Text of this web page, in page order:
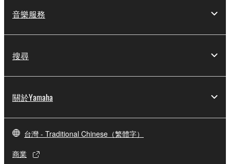
音樂服務
搜尋
關於Yamaha
台灣 - Traditional Chinese（繁體字）
商業